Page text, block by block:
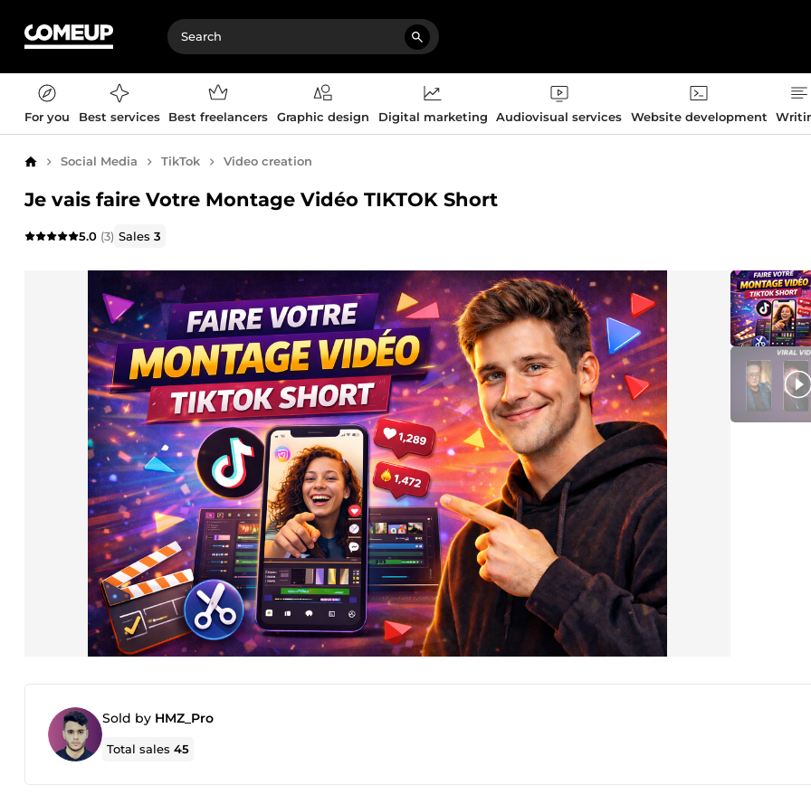
For you Best services Best freelancers Graphic design Digital marketing Audiovisual services Website development
Home Social Media TikTok Video creation
Je vais faire Votre Montage Vidéo TIKTOK Short
5.0 (3) Sales3
Sold by HMZ_Pro
Total sales45